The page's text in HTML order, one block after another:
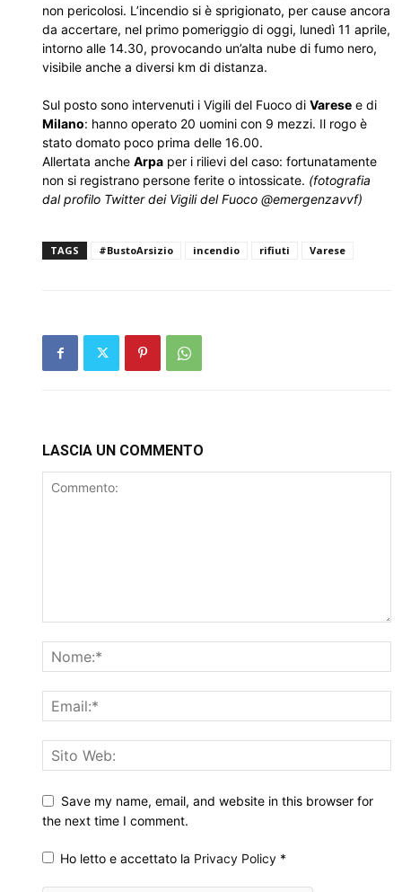
non pericolosi. L’incendio si è sprigionato, per cause ancora
da accertare, nel primo pomeriggio di oggi, lunedì 11 aprile,
intorno alle 14.30, provocando un’alta nube di fumo nero,
visibile anche a diversi km di distanza.
Sul posto sono intervenuti i Vigili del Fuoco di Varese e di
Milano: hanno operato 20 uomini con 9 mezzi. Il rogo è
stato domato poco prima delle 16.00.
Allertata anche Arpa per i rilievi del caso: fortunatamente
non si registrano persone ferite o intossicate. (fotografia
dal profilo Twitter dei Vigili del Fuoco @emergenzavvf)
TAGS #BustoArsizio incendio rifiuti Varese
LASCIA UN COMMENTO
Save my name, email, and website in this browser for
the next time I comment.
Ho letto e accettato la Privacy Policy *